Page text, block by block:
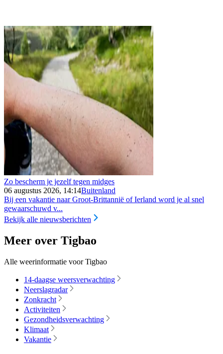
Zo bescherm je jezelf tegen midges
06 augustus 2026, 14:14Buitenland
Bij een vakantie naar Groot-Brittannië of Ierland word je al snel
gewaarschuwd v...
Bekijk alle nieuwsberichten
Meer over Tigbao
Alle weerinformatie voor Tigbao
14-daagse weersverwachting
Neerslagradar
Zonkracht
Activiteiten
Gezondheidsverwachting
Klimaat
Vakantie